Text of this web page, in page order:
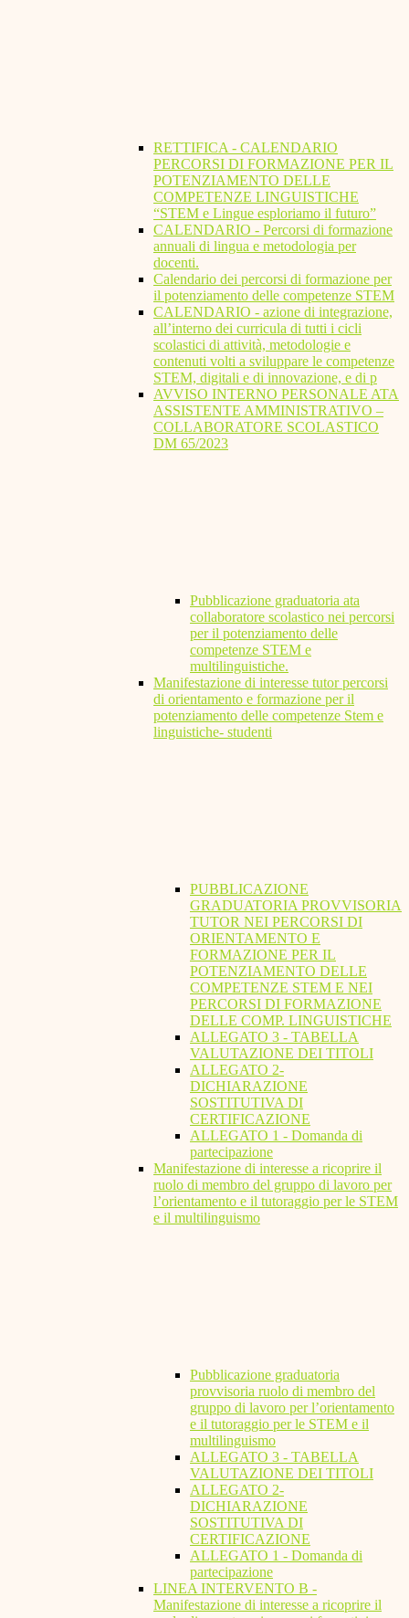
RETTIFICA - CALENDARIO
PERCORSI DI FORMAZIONE PER IL
POTENZIAMENTO DELLE
COMPETENZE LINGUISTICHE
“STEM e Lingue esploriamo il futuro”
CALENDARIO - Percorsi di formazione
annuali di lingua e metodologia per
docenti.
Calendario dei percorsi di formazione per
il potenziamento delle competenze STEM
CALENDARIO - azione di integrazione,
all’interno dei curricula di tutti i cicli
scolastici di attività, metodologie e
contenuti volti a sviluppare le competenze
STEM, digitali e di innovazione, e di p
AVVISO INTERNO PERSONALE ATA
ASSISTENTE AMMINISTRATIVO –
COLLABORATORE SCOLASTICO
DM 65/2023
Pubblicazione graduatoria ata
collaboratore scolastico nei percorsi
per il potenziamento delle
competenze STEM e
multilinguistiche.
Manifestazione di interesse tutor percorsi
di orientamento e formazione per il
potenziamento delle competenze Stem e
linguistiche- studenti
PUBBLICAZIONE
GRADUATORIA PROVVISORIA
TUTOR NEI PERCORSI DI
ORIENTAMENTO E
FORMAZIONE PER IL
POTENZIAMENTO DELLE
COMPETENZE STEM E NEI
PERCORSI DI FORMAZIONE
DELLE COMP. LINGUISTICHE
ALLEGATO 3 - TABELLA
VALUTAZIONE DEI TITOLI
ALLEGATO 2-
DICHIARAZIONE
SOSTITUTIVA DI
CERTIFICAZIONE
ALLEGATO 1 - Domanda di
partecipazione
Manifestazione di interesse a ricoprire il
ruolo di membro del gruppo di lavoro per
l’orientamento e il tutoraggio per le STEM
e il multilinguismo
Pubblicazione graduatoria
provvisoria ruolo di membro del
gruppo di lavoro per l’orientamento
e il tutoraggio per le STEM e il
multilinguismo
ALLEGATO 3 - TABELLA
VALUTAZIONE DEI TITOLI
ALLEGATO 2-
DICHIARAZIONE
SOSTITUTIVA DI
CERTIFICAZIONE
ALLEGATO 1 - Domanda di
partecipazione
LINEA INTERVENTO B -
Manifestazione di interesse a ricoprire il